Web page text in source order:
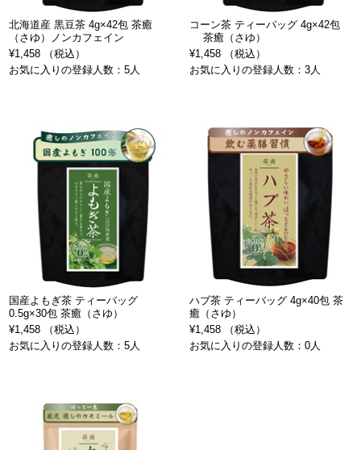
北海道産 黒豆茶 4g×42包 茶癒
（さゆ）ノンカフェイン
¥1,458 （税込）
お気に入りの登録人数：5人
コーン茶 ティーバッグ 4g×42包
茶癒（さゆ）
¥1,458 （税込）
お気に入りの登録人数：3人
国産よもぎ茶 ティーバッグ
0.5g×30包 茶癒（さゆ）
¥1,458 （税込）
お気に入りの登録人数：5人
ハブ茶 ティーバッグ 4g×40包 茶
癒（さゆ）
¥1,458 （税込）
お気に入りの登録人数：0人